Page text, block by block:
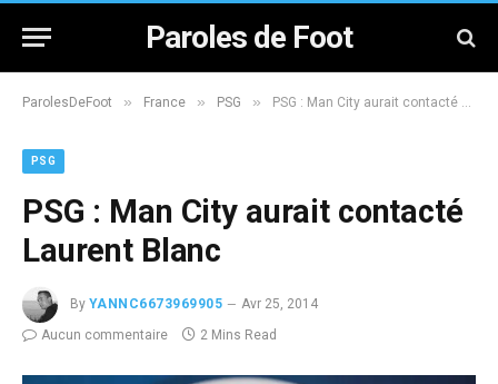
Paroles de Foot
ParolesDeFoot » France » PSG » PSG : Man City aurait contacté Laurent Blanc
PSG
PSG : Man City aurait contacté
Laurent Blanc
By YANNC6673969905
Avr 25, 2014
Aucun commentaire
2 Mins Read